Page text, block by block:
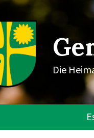
Die